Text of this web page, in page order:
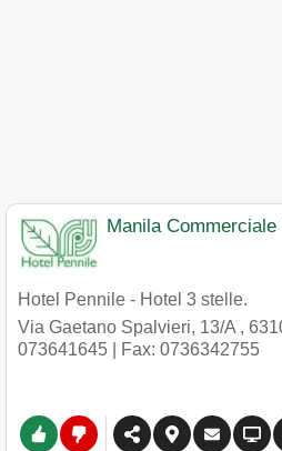
Manila Commerciale
Hotel Pennile - Hotel 3 stelle.
Via Gaetano Spalvieri, 13/A ,
073641645 | Fax: 0736342755